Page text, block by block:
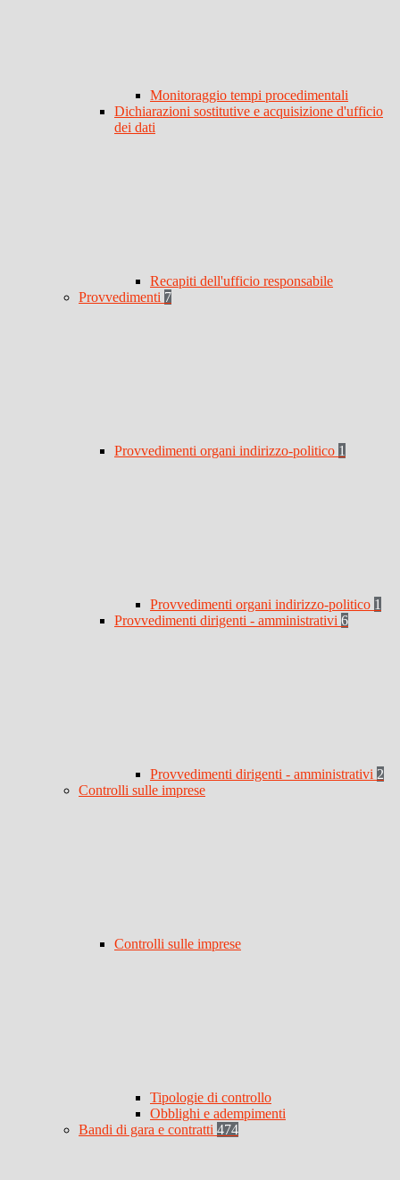
Monitoraggio tempi procedimentali
Dichiarazioni sostitutive e acquisizione d'ufficio
dei dati
Recapiti dell'ufficio responsabile
Provvedimenti 7
Provvedimenti organi indirizzo-politico 1
Provvedimenti organi indirizzo-politico 1
Provvedimenti dirigenti - amministrativi 6
Provvedimenti dirigenti - amministrativi 2
Controlli sulle imprese
Controlli sulle imprese
Tipologie di controllo
Obblighi e adempimenti
Bandi di gara e contratti 474